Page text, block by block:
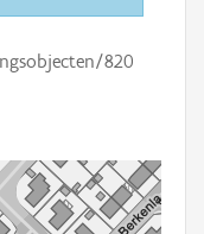
820